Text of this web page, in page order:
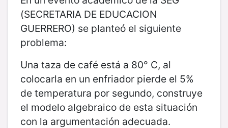
(SECRETARIA DE EDUCACION
GUERRERO) se planteó el siguiente
problema:
Una taza de café está a 80° C, al
colocarla en un enfriador pierde el 5%
de temperatura por segundo, construye
el modelo algebraico de esta situación
con la argumentación adecuada.